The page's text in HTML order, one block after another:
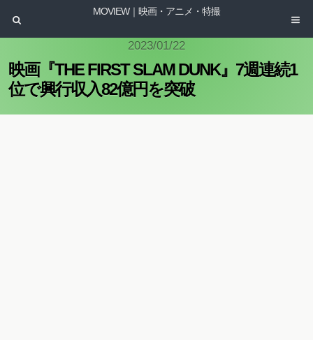
MOVIEW｜映画・アニメ・特撮
2023/01/22
映画『THE FIRST SLAM DUNK』7週連続1
位で興行収入82億円を突破